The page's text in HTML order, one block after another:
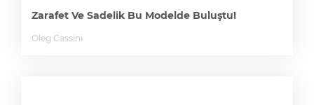
Zarafet Ve Sadelik Bu Modelde Buluştu!
Oleg Cassini